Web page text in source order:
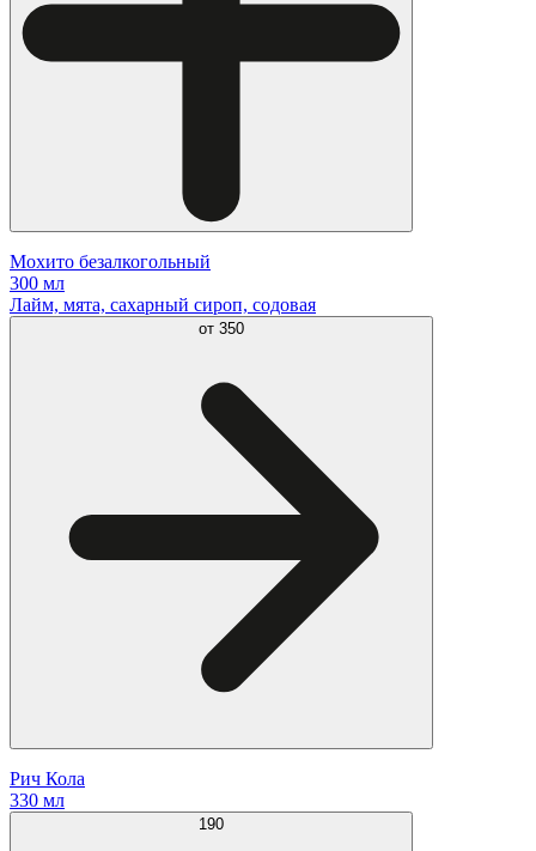
Мохито безалкогольный
300 мл
Лайм, мята, сахарный сироп, содовая
от 350
Рич Кола
330 мл
190